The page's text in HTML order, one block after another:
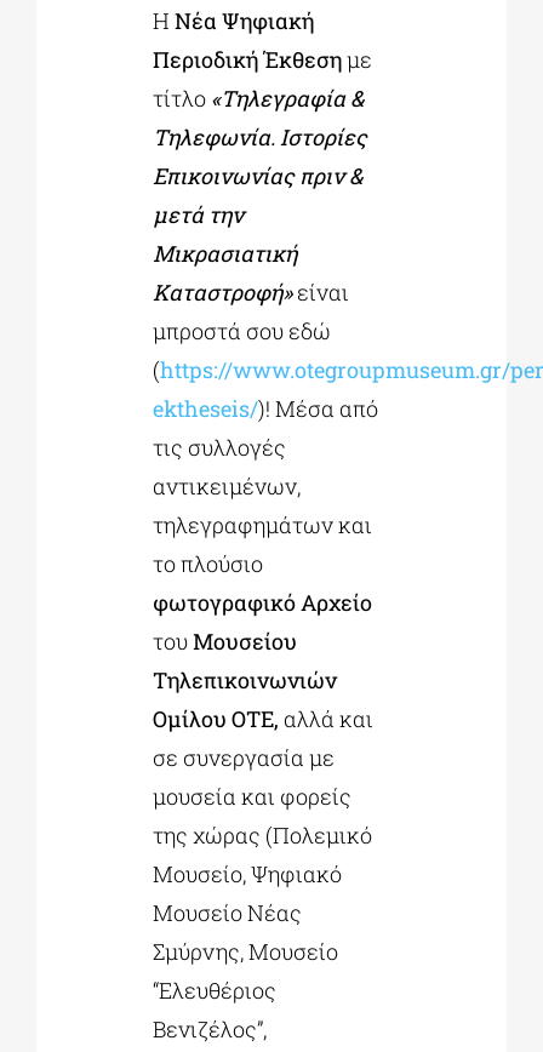
ΕΚΠΑΙΔΕΥΤΙΚΑ ΙΔΡΥΜΑΤΑ
ΠΟΛΙΤΙΣΤΙΚΟΙ ΦΟΡΕΙΣ
Η Νέα Ψηφιακή
Περιοδική Έκθεσημε
τίτλο «Τηλεγραφία &
Τηλεφωνία. Ιστορίες
Επικοινωνίας πριν &
μετά την
Μικρασιατική
Καταστροφή»είναι
μπροστά σου εδώ
(https://www.otegroupmuseum.gr/
ektheseis/)! Μέσα από
τις συλλογές
αντικειμένων,
τηλεγραφημάτων και
το πλούσιο
φωτογραφικό Αρχείο
τουΜουσείου
Τηλεπικοινωνιών
Ομίλου ΟΤΕ, αλλά και
σε συνεργασία με
μουσεία και φορείς
της χώρας (Πολεμικό
Μουσείο, Ψηφιακό
Μουσείο Νέας
Σμύρνης, Μουσείο
“Ελευθέριος
Βενιζέλος”,